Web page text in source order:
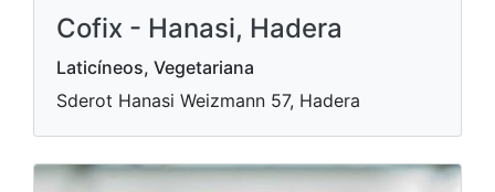
Cofix - Hanasi, Hadera
Laticíneos, Vegetariana
Sderot Hanasi Weizmann 57, Hadera